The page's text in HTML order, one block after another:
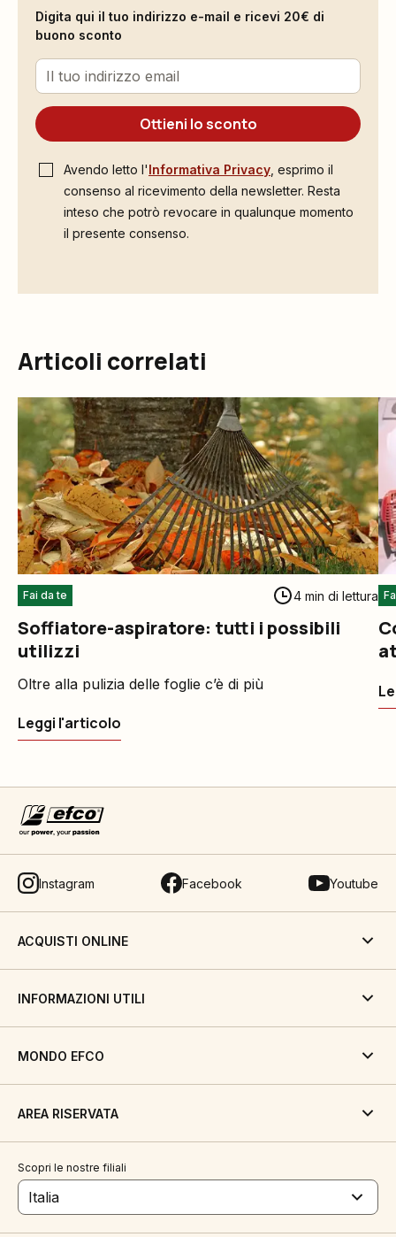
Digita qui il tuo indirizzo e-mail e ricevi 20€ di
buono sconto
Ottieni lo sconto
Avendo letto l' Informativa Privacy, esprimo il
consenso al ricevimento della newsletter. Resta
inteso che potrò revocare in qualunque momento
il presente consenso.
Articoli correlati
Fai da te 4 min di lettura
Soffiatore-aspiratore: tutti i possibili
utilizzi
Oltre alla pulizia delle foglie c’è di più
Leggi l'articolo
Instagram Facebook Youtube
ACQUISTI ONLINE
INFORMAZIONI UTILI
MONDO EFCO
AREA RISERVATA
Scopri le nostre filiali
Italia